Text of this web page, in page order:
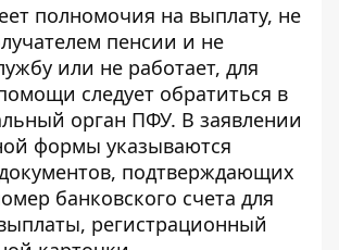
полномочия на выплату, не
пенсии и не
или не работает, для
следует обратиться в
орган ПФУ. В заявлении
формы указываются
подтверждающих
банковского счета для
регистрационный